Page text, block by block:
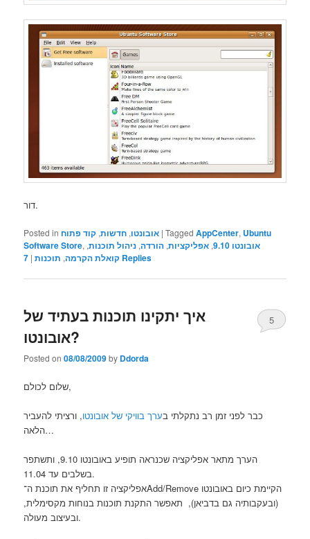
דור.
Posted in אובונטו, חדשות, קוד פתוח |Tagged AppCenter, Ubuntu
Software Store, אובונטו 9.10 , אפליקציות, הורדה, ניהול תוכנות,
קואלת הקרמה, תוכנות |
7 Replies
איך יתקינו תוכנות בעתיד של
אובונטו?
Posted on08/08/2009by Ddorda
5
שלום לכולם,
כבר לפני זמן רב נתקלתי בערך בוויקי של אובונטו, ורציתי להעביר
הלאה…
הערך מתאר אפליקציה שכנראה תופיע באובונטו 9.10, ותשתפר
בשלבים עד 11.04.
אפליקציה זו תחליף את תוכנת ה־Add/Remove הקיימת כיום באובונטו
(ובעקבותיה גם בדביאן), תאפשר התקנת תוכנות בנוחות מקסימלית,
ובעיצוב מעולה.